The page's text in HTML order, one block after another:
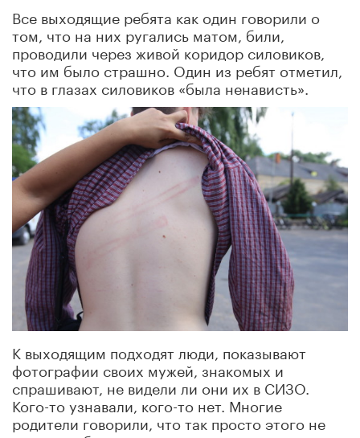
Все выходящие ребята как один говорили о
том, что на них ругались матом, били,
проводили через живой коридор силовиков,
что им было страшно. Один из ребят отметил,
что в глазах силовиков «была ненависть».
К выходящим подходят люди, показывают
фотографии своих мужей, знакомых и
спрашивают, не видели ли они их в СИЗО.
Кого-то узнавали, кого-то нет. Многие
родители говорили, что так просто этого не